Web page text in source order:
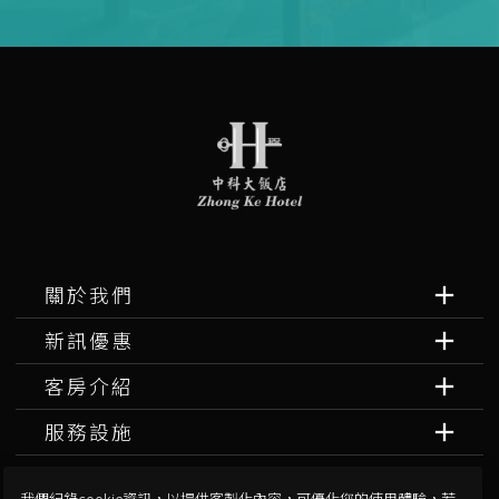
關於我們
新訊優惠
客房介紹
服務設施